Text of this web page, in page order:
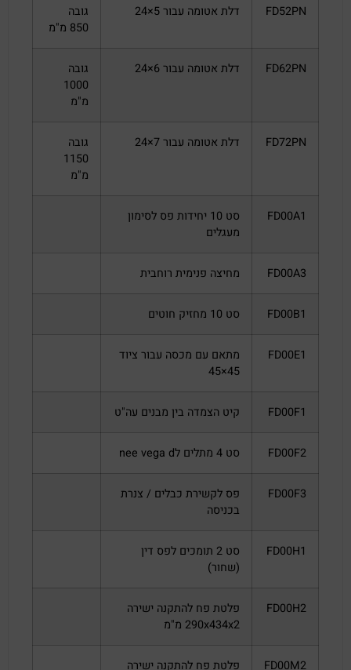
FD52PN דלת אטומה עבור 5×24
גובה
850 מ"מ
FD62PN דלת אטומה עבור 6×24
גובה
1000
מ"מ
FD72PN דלת אטומה עבור 7×24
גובה
1150
מ"מ
FD00A1
סט 10 יחידות פס לסימון
מעגלים
FD00A3 מחיצה פנימית רוחבית
FD00B1 סט 10 מחזיק חוטים
FD00E1
מתאם עם מכסה עבור ציוד
45×45
FD00F1 קיט הצמדה בין מבנים עה"ט
FD00F2 סט 4 מתלים לnee vega d
FD00F3
פס לקשירת כבלים / צנרת
בכניסה
FD00H1
סט 2 תומכים לפס דין
(שחור)
FD00H2
פלטת פח להתקנה ישירה
290x434x2 מ"מ
FD00M2 פלטת פח להתקנה ישירה